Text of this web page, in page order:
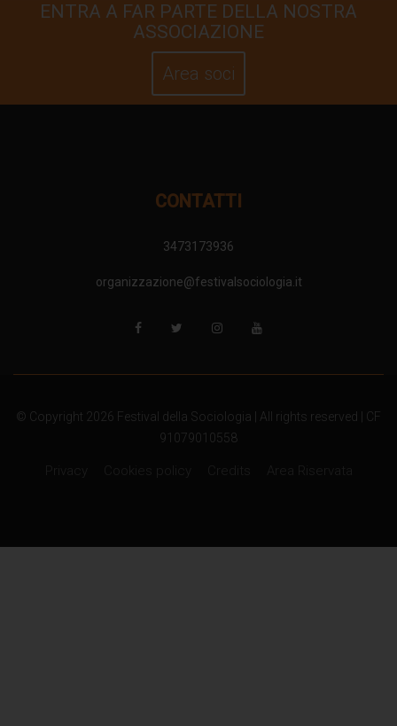
ENTRA A FAR PARTE DELLA NOSTRA
ASSOCIAZIONE
Area soci
CONTATTI
3473173936
organizzazione@festivalsociologia.it
© Copyright 2026 Festival della Sociologia | All rights reserved | CF
91079010558